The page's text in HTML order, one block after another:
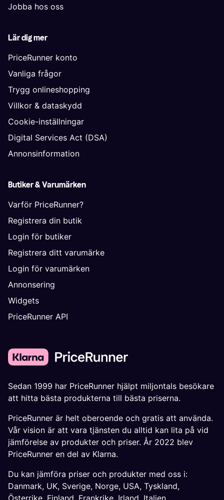
Jobba hos oss
Lär dig mer
PriceRunner konto
Vanliga frågor
Trygg onlineshopping
Villkor & dataskydd
Cookie-inställningar
Digital Services Act (DSA)
Annonsinformation
Butiker & Varumärken
Varför PriceRunner?
Registrera din butik
Login för butiker
Registrera ditt varumärke
Login för varumärken
Annonsering
Widgets
PriceRunner API
Sedan 1999 har PriceRunner hjälpt miljontals besökare
att hitta bästa produkterna till bästa priserna.
PriceRunner är helt oberoende och gratis att använda.
Vår vision är att vara tjänsten du alltid kan lita på vid
jämförelse av produkter och priser. År 2022 blev
PriceRunner en del av Klarna.
Du kan jämföra priser och produkter med oss i:
Danmark, UK, Sverige, Norge, USA, Tyskland,
Österrike Finland Frankrike Irland Italien